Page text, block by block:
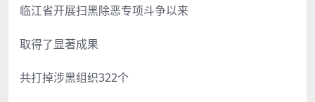
临江省开展扫黑除恶专项斗争以来
取得了显著成果
共打掉涉黑组织322个